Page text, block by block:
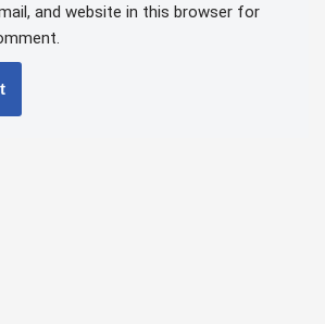
and website in this browser for